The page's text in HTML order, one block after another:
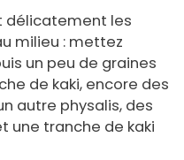
délicatement les
milieu : mettez
un peu de graines
de kaki, encore des
autre physalis, des
une tranche de kaki